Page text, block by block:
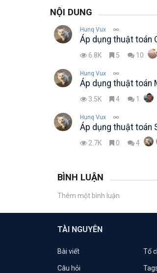
NỘI DUNG
Hunq Vux
Áp dụng thuật toán
6.8K 5 10
Hunq Vux
Áp dụng thuật toán
3.5K 4 1
Hunq Vux
Áp dụng thuật toán
2.7K 0 4
BÌNH LUẬN
Thêm một bình luận
TÀI NGUYÊN
Bài viết Tổ
Câu hỏi